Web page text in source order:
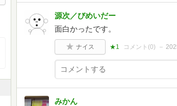
源次／びめいだー
面白かったです。
ナイス ★1 コメント(0)
みかん